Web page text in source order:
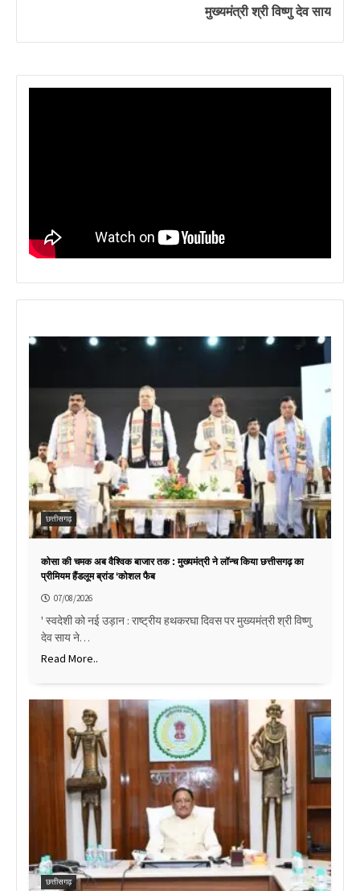
मुख्यमंत्री श्री विष्णु देव साय
छत्तीसगढ़
कोसा की चमक अब वैश्विक बाजार तक : मुख्यमंत्री ने लॉन्च किया छत्तीसगढ़ का
प्रीमियम हैंडलूम ब्रांड ‘कोशल फैब
07/08/2026
' स्वदेशी को नई उड़ान : राष्ट्रीय हथकरघा दिवस पर मुख्यमंत्री श्री विष्णु
देव साय ने…
Read More..
छत्तीसगढ़